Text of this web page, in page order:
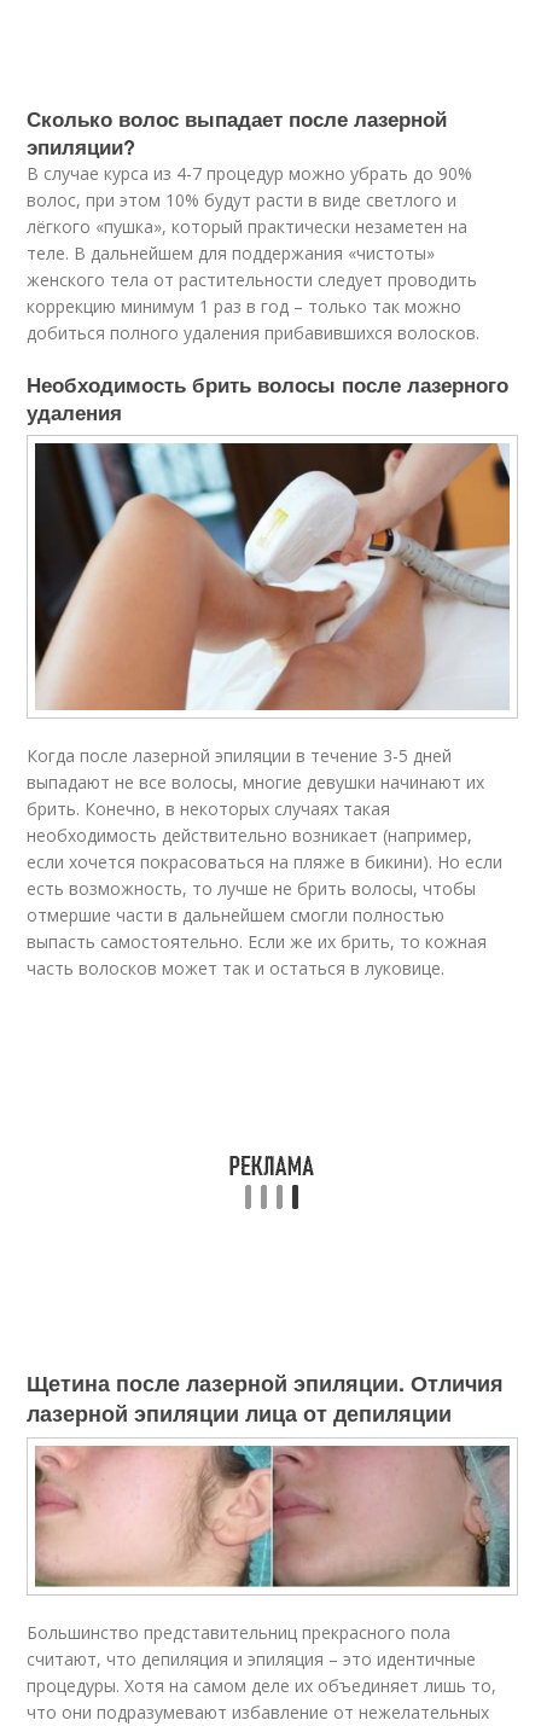
Сколько волос выпадает после лазерной
эпиляции?
В случае курса из 4-7 процедур можно убрать до 90%
волос, при этом 10% будут расти в виде светлого и
лёгкого «пушка», который практически незаметен на
теле. В дальнейшем для поддержания «чистоты»
женского тела от растительности следует проводить
коррекцию минимум 1 раз в год – только так можно
добиться полного удаления прибавившихся волосков.
Необходимость брить волосы после лазерного
удаления
Когда после лазерной эпиляции в течение 3-5 дней
выпадают не все волосы, многие девушки начинают их
брить. Конечно, в некоторых случаях такая
необходимость действительно возникает (например,
если хочется покрасоваться на пляже в бикини). Но если
есть возможность, то лучше не брить волосы, чтобы
отмершие части в дальнейшем смогли полностью
выпасть самостоятельно. Если же их брить, то кожная
часть волосков может так и остаться в луковице.
Щетина после лазерной эпиляции. Отличия
лазерной эпиляции лица от депиляции
Большинство представительниц прекрасного пола
считают, что депиляция и эпиляция – это идентичные
процедуры. Хотя на самом деле их объединяет лишь то,
что они подразумевают избавление от нежелательных